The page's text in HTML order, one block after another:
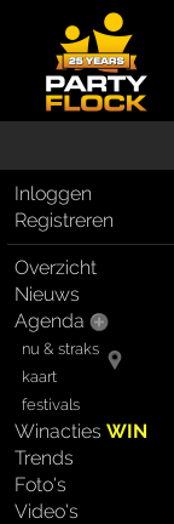
Inloggen
Registreren
Overzicht
Nieuws
Agenda
nu & straks
kaart
festivals
WinactiesWIN
Trends
Foto's
Video's